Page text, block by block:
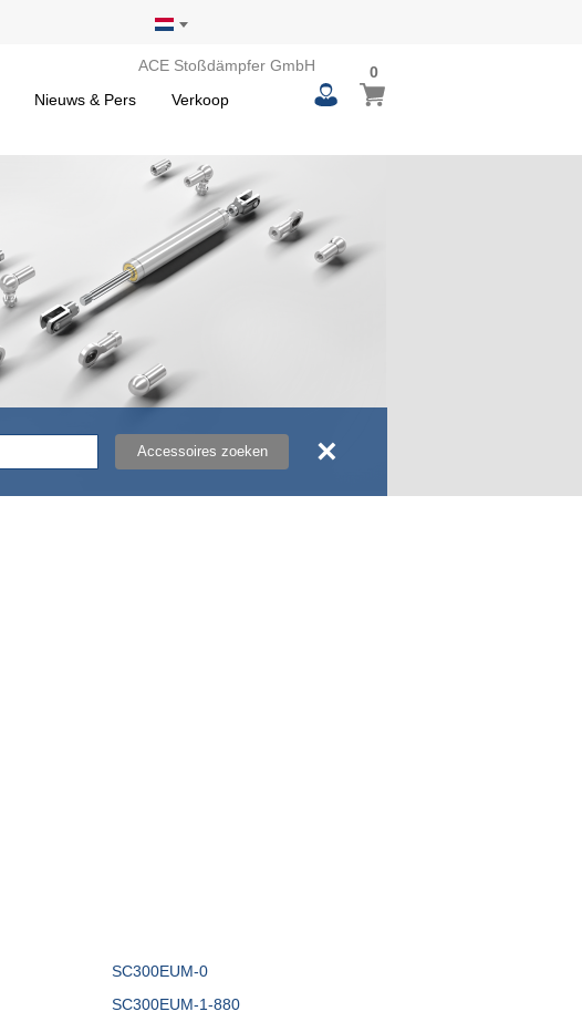
ACE Stoßdämpfer GmbH
Nieuws & Pers Verkoop
Winkelwagen
00
items
Accessoires zoeken ×
SC300EUM-0
SC300EUM-1-880